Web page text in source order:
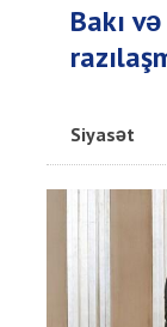
Bakı
Siyasət